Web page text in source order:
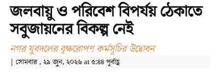
জলবায়ু ও পরিবেশ বিপর্যয় ঠেকাতে
সবুজায়নের বিকল্প নেই
নগর যুবদলের বৃক্ষরোপণ কর্মসূচির উদ্বোধন
| সোমবার , ২৯ জুন, ২০২৬ at ৫:৪৪ পূর্বাহ্ণ